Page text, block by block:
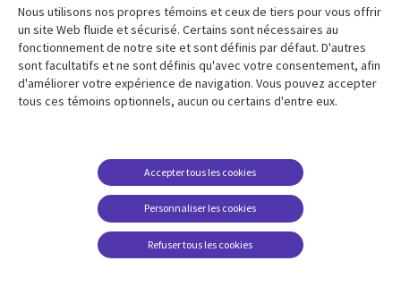
Ressources
Library
CANADA
Articles
Communiqués
Points de vue
Support
Legal
FR
Restrictions et
Confidentialité
Accessibilité
Centre de gestion des
témoins
Media
CANADA
Nous utilisons nos propres témoins et ceux de tiers pour vous offrir
un site Web fluide et sécurisé. Certains sont nécessaires au
fonctionnement de notre site et sont définis par défaut. D'autres
sont facultatifs et ne sont définis qu'avec votre consentement, afin
d'améliorer votre expérience de navigation. Vous pouvez accepter
tous ces témoins optionnels, aucun ou certains d'entre eux.
Personnaliser les cookies
Accepter tous les cookies
Refuser tous les cookies